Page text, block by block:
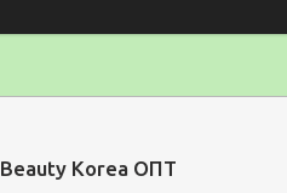
Beauty Korea ОПТ